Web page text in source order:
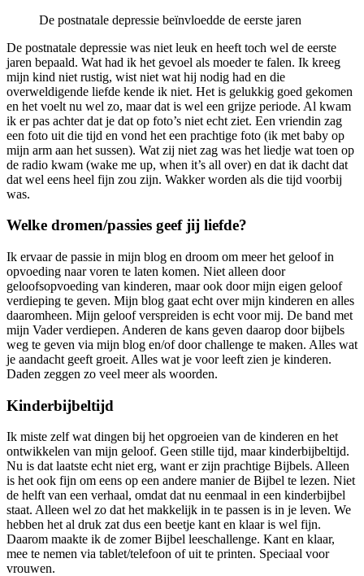
De postnatale depressie beïnvloedde de eerste jaren
De postnatale depressie was niet leuk en heeft toch wel de eerste
jaren bepaald. Wat had ik het gevoel als moeder te falen. Ik kreeg
mijn kind niet rustig, wist niet wat hij nodig had en die
overweldigende liefde kende ik niet. Het is gelukkig goed gekomen
en het voelt nu wel zo, maar dat is wel een grijze periode. Al kwam
ik er pas achter dat je dat op foto’s niet echt ziet. Een vriendin zag
een foto uit die tijd en vond het een prachtige foto (ik met baby op
mijn arm aan het sussen). Wat zij niet zag was het liedje wat toen op
de radio kwam (wake me up, when it’s all over) en dat ik dacht dat
dat wel eens heel fijn zou zijn. Wakker worden als die tijd voorbij
was.
Welke dromen/passies geef jij liefde?
Ik ervaar de passie in mijn blog en droom om meer het geloof in
opvoeding naar voren te laten komen. Niet alleen door
geloofsopvoeding van kinderen, maar ook door mijn eigen geloof
verdieping te geven. Mijn blog gaat echt over mijn kinderen en alles
daaromheen. Mijn geloof verspreiden is echt voor mij. De band met
mijn Vader verdiepen. Anderen de kans geven daarop door bijbels
weg te geven via mijn blog en/of door challenge te maken. Alles wat
je aandacht geeft groeit. Alles wat je voor leeft zien je kinderen.
Daden zeggen zo veel meer als woorden.
Kinderbijbeltijd
Ik miste zelf wat dingen bij het opgroeien van de kinderen en het
ontwikkelen van mijn geloof. Geen stille tijd, maar kinderbijbeltijd.
Nu is dat laatste echt niet erg, want er zijn prachtige Bijbels. Alleen
is het ook fijn om eens op een andere manier de Bijbel te lezen. Niet
de helft van een verhaal, omdat dat nu eenmaal in een kinderbijbel
staat. Alleen wel zo dat het makkelijk in te passen is in je leven. We
hebben het al druk zat dus een beetje kant en klaar is wel fijn.
Daarom maakte ik de zomer Bijbel leeschallenge. Kant en klaar,
mee te nemen via tablet/telefoon of uit te printen. Speciaal voor
vrouwen.